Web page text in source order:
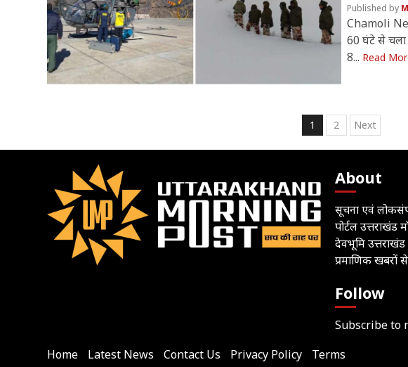
Chamoli
60 घंटे से
8... Read
Posts
1 2 Next
About
सूचना एवं
पोर्टल उत्तराखंड
देवभूमि
प्रमाणिक खबरों
Follow
Subscribe to
Home Latest News Contact Us Privacy Policy Terms